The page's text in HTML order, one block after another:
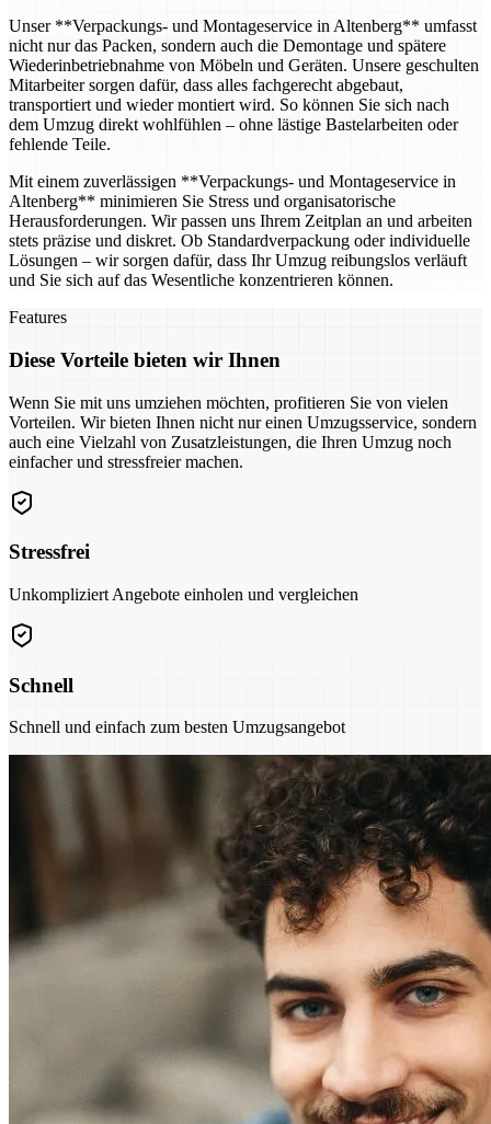
Unser **Verpackungs- und Montageservice in Altenberg** umfasst
nicht nur das Packen, sondern auch die Demontage und spätere
Wiederinbetriebnahme von Möbeln und Geräten. Unsere geschulten
Mitarbeiter sorgen dafür, dass alles fachgerecht abgebaut,
transportiert und wieder montiert wird. So können Sie sich nach
dem Umzug direkt wohlfühlen – ohne lästige Bastelarbeiten oder
fehlende Teile.
Mit einem zuverlässigen **Verpackungs- und Montageservice in
Altenberg** minimieren Sie Stress und organisatorische
Herausforderungen. Wir passen uns Ihrem Zeitplan an und arbeiten
stets präzise und diskret. Ob Standardverpackung oder individuelle
Lösungen – wir sorgen dafür, dass Ihr Umzug reibungslos verläuft
und Sie sich auf das Wesentliche konzentrieren können.
Features
Diese Vorteile bieten wir Ihnen
Wenn Sie mit uns umziehen möchten, profitieren Sie von vielen
Vorteilen. Wir bieten Ihnen nicht nur einen Umzugsservice, sondern
auch eine Vielzahl von Zusatzleistungen, die Ihren Umzug noch
einfacher und stressfreier machen.
Stressfrei
Unkompliziert Angebote einholen und vergleichen
Schnell
Schnell und einfach zum besten Umzugsangebot